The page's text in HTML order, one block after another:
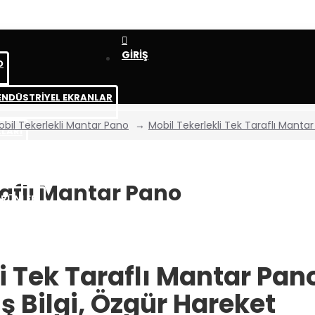
EKRANLAR
GİRİŞ
Tekerlekli Mantar Pano Mobil Tekerlekli Tek Taraflı
Mantar Pano
Taraflı Mantar
Bilgi, Özgür Hareket